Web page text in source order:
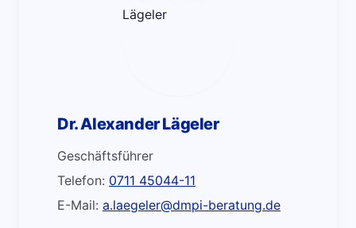
Dr. Alexander Lägeler
Geschäftsführer
Telefon: 0711 45044-11
E-Mail: a.laegeler@dmpi-beratung.de